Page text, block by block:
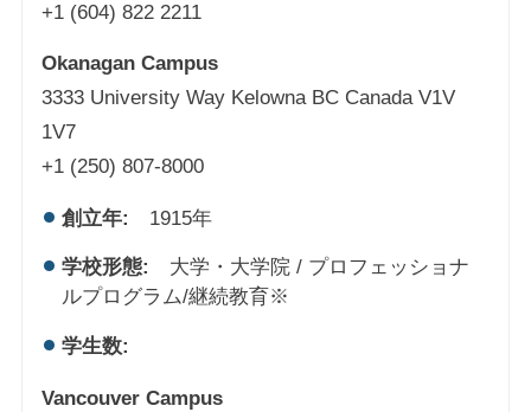
+1 (604) 822 2211
Okanagan Campus
3333 University Way Kelowna BC Canada V1V
1V7
+1 (250) 807-8000
創立年: 1915年
学校形態:
大学・大学院 / プロフェッショナ
ルプログラム/継続教育※
学生数:
Vancouver Campus